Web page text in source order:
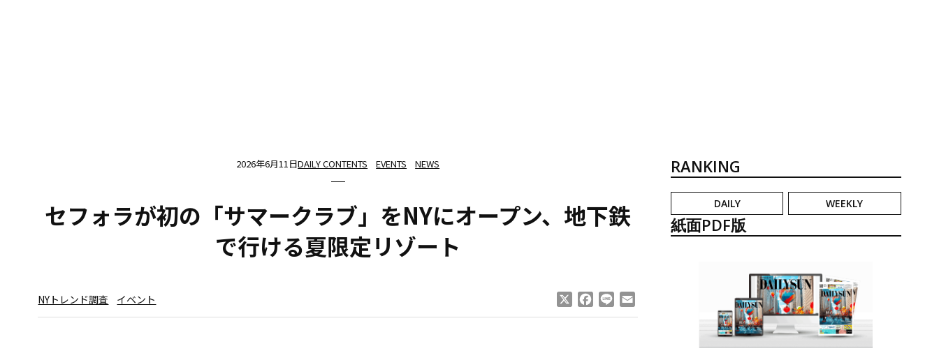
2026年6月11日DAILY CONTENTS EVENTS NEWS
セフォラが初の「サマークラブ」をNYにオープン、地下鉄
で行ける夏限定リゾート
NYトレンド調査 イベント Facebook
Line
RANKING
DAILY WEEKLY
紙面PDF版